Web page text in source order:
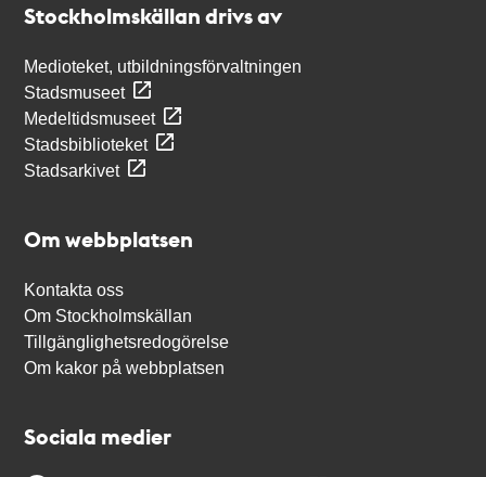
Stockholmskällan drivs av
Medioteket, utbildningsförvaltningen
Stadsmuseet
Medeltidsmuseet
Stadsbiblioteket
Stadsarkivet
Om webbplatsen
Kontakta oss
Om Stockholmskällan
Tillgänglighetsredogörelse
Om kakor på webbplatsen
Sociala medier